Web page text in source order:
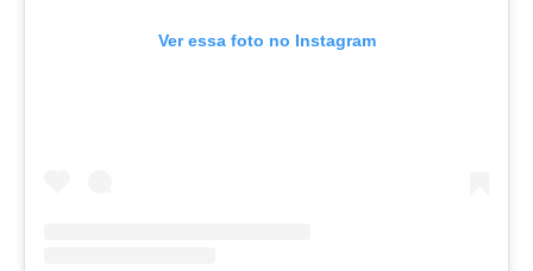
Ver essa foto no Instagram